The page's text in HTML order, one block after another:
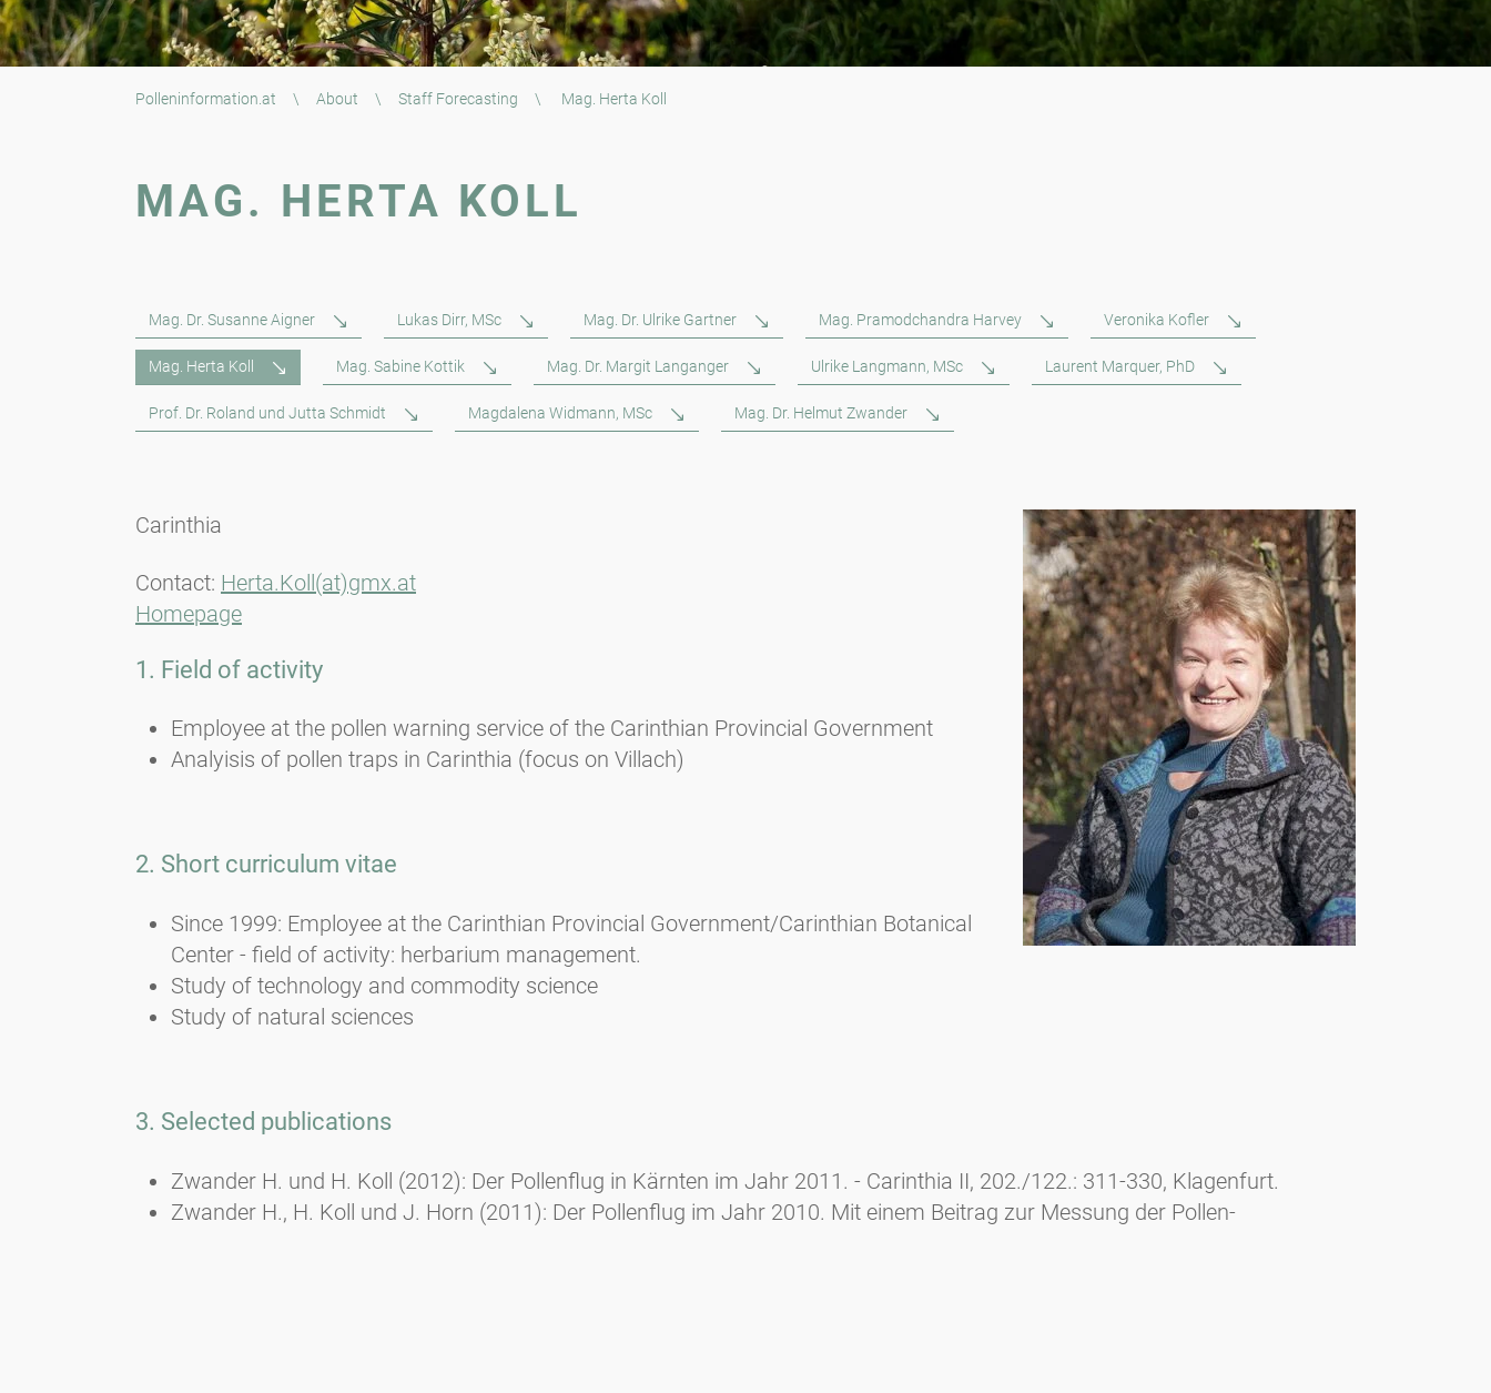
Polleninformation.at \ About \ Staff Forecasting \ Mag. Herta Koll
MAG. HERTA KOLL
Mag. Dr. Susanne Aigner Lukas Dirr, MSc Mag. Dr. Ulrike Gartner Mag. Pramodchandra Harvey Veronika Kofler
Mag. Herta Koll Mag. Sabine Kottik Mag. Dr. Margit Langanger Ulrike Langmann, MSc Laurent Marquer, PhD
Prof. Dr. Roland und Jutta Schmidt Magdalena Widmann, MSc Mag. Dr. Helmut Zwander
Carinthia
Contact: Herta.Koll(at)gmx.at
Homepage
1. Field of activity
Employee at the pollen warning service of the Carinthian Provincial Government
Analyisis of pollen traps in Carinthia (focus on Villach)
2. Short curriculum vitae
Since 1999: Employee at the Carinthian Provincial Government/Carinthian Botanical
Center - field of activity: herbarium management.
Study of technology and commodity science
Study of natural sciences
3. Selected publications
Zwander H. und H. Koll (2012): Der Pollenflug in Kärnten im Jahr 2011. - Carinthia II, 202./122.: 311-330, Klagenfurt.
Zwander H., H. Koll und J. Horn (2011): Der Pollenflug im Jahr 2010. Mit einem Beitrag zur Messung der Pollen-